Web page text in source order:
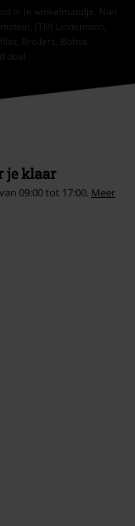
in je winkelmandje. Niet
(Till) Lindemann,
Broilers, Böhse
doel.
je klaar
09:00 tot 17:00. Meer